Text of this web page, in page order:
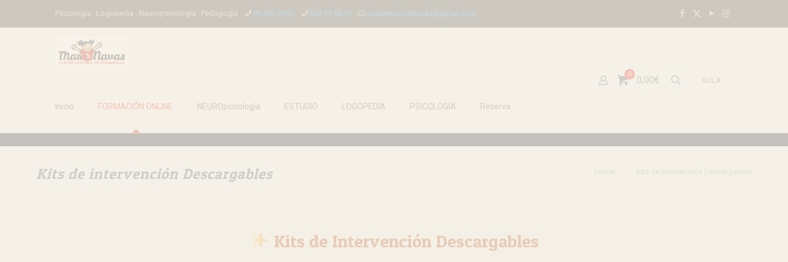
Psicología . Logopedia . Neuropsicología . Pedagogía 96.361.79.67 653.17.68.10 academiamarnavas@gmail.com
Inicio FORMACIÓN ONLINE NEUROpsicología ESTUDIO LOGOPEDIA PSICOLOGÍA Reserva
0
0,00€ AULA
Kits de intervención Descargables Home Kits de intervención Descargables
Kits de Intervención Descargables